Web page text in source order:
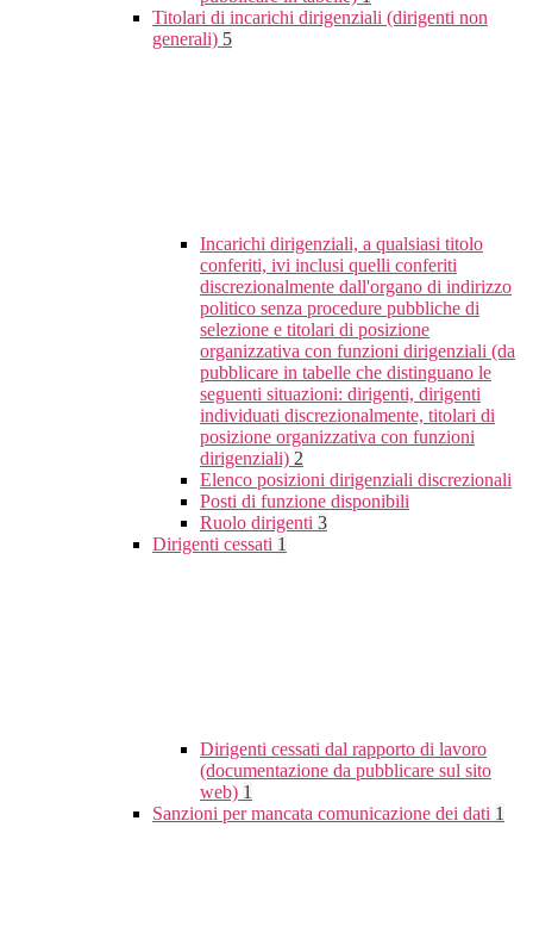
Titolari di incarichi dirigenziali (dirigenti non
generali) 5
Incarichi dirigenziali, a qualsiasi titolo
conferiti, ivi inclusi quelli conferiti
discrezionalmente dall'organo di indirizzo
politico senza procedure pubbliche di
selezione e titolari di posizione
organizzativa con funzioni dirigenziali (da
pubblicare in tabelle che distinguano le
seguenti situazioni: dirigenti, dirigenti
individuati discrezionalmente, titolari di
posizione organizzativa con funzioni
dirigenziali) 2
Elenco posizioni dirigenziali discrezionali
Posti di funzione disponibili
Ruolo dirigenti 3
Dirigenti cessati 1
Dirigenti cessati dal rapporto di lavoro
(documentazione da pubblicare sul sito
web) 1
Sanzioni per mancata comunicazione dei dati 1